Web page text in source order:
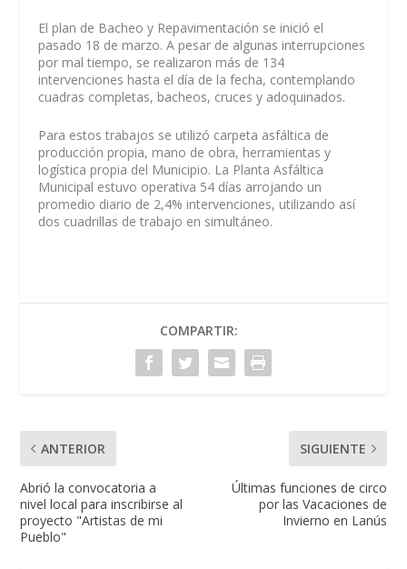
El plan de Bacheo y Repavimentación se inició el
pasado 18 de marzo. A pesar de algunas interrupciones
por mal tiempo, se realizaron más de 134
intervenciones hasta el día de la fecha, contemplando
cuadras completas, bacheos, cruces y adoquinados.
Para estos trabajos se utilizó carpeta asfáltica de
producción propia, mano de obra, herramientas y
logística propia del Municipio. La Planta Asfáltica
Municipal estuvo operativa 54 días arrojando un
promedio diario de 2,4% intervenciones, utilizando así
dos cuadrillas de trabajo en simultáneo.
COMPARTIR:
ANTERIOR
Abrió la convocatoria a
nivel local para inscribirse al
proyecto "Artistas de mi
Pueblo"
SIGUIENTE
Últimas funciones de circo
por las Vacaciones de
Invierno en Lanús